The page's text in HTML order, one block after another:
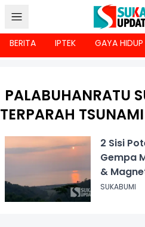
BERITA IPTEK GAYA HIDUP
PALABUHANRATU
TERPARAH TSUNAMI
2 Sisi
Gempa
&
SUKABUMI